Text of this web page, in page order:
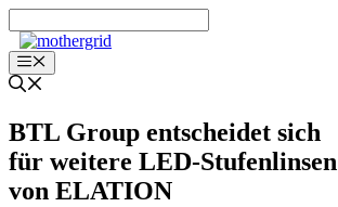
Inhalt
springenMenü
BTL Group entscheidet sich
für weitere LED-Stufenlinsen
von ELATION